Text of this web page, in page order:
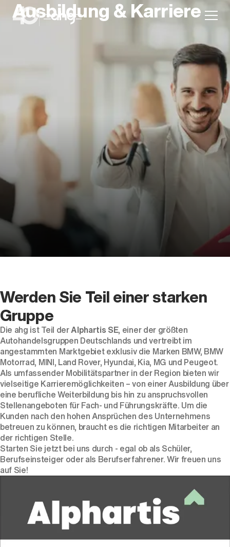
Unternehmen
Karriere
News
Der neue BMW X5.
Geschaffen, um vorauszugehen.
Ausbildung & Karriere
Werden Sie Teil einer starken
Gruppe
Die ahg ist Teil derAlphartis SE, einer der größten
Autohandelsgruppen Deutschlands und vertreibt im
angestammten Marktgebiet exklusiv die Marken BMW, BMW
Motorrad, MINI, Land Rover, Hyundai, Kia, MG und Peugeot.
Als umfassender Mobilitätspartner in der Region bieten wir
vielseitige Karrieremöglichkeiten – von einer Ausbildung über
eine berufliche Weiterbildung bis hin zu anspruchsvollen
Stellenangeboten für Fach- und Führungskräfte. Um die
Kunden nach den hohen Ansprüchen des Unternehmens
betreuen zu können, braucht es die richtigen Mitarbeiter an
der richtigen Stelle.
Starten Sie jetzt bei uns durch - egal ob als Schüler,
Berufseinsteiger oder als Berufserfahrener. Wir freuen uns
auf Sie!